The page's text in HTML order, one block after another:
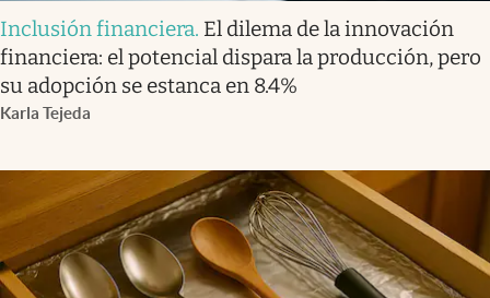
Inclusión financiera. El dilema de la innovación
financiera: el potencial dispara la producción, pero
su adopción se estanca en 8.4%
Karla Tejeda